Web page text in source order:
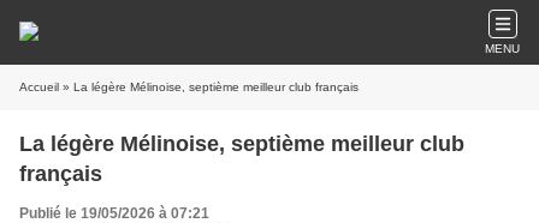
MENU
Accueil » La légère Mélinoise, septième meilleur club français
La légère Mélinoise, septième meilleur club
français
Publié le 19/05/2026 à 07:21